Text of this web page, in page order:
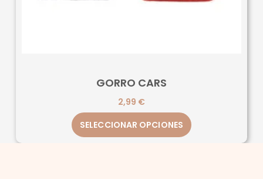
GORRO CARS
2,99 €
SELECCIONAR OPCIONES